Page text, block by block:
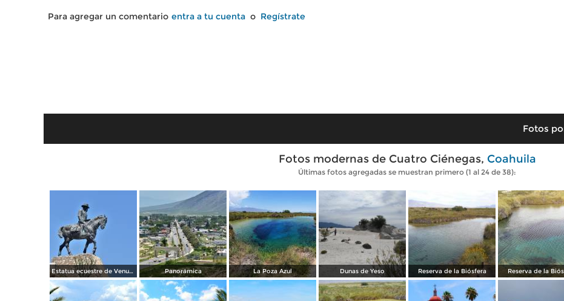
Para agregar un comentario entra a tu cuenta o Regístrate
Fotos
Fotos modernas de Cuatro Ciénegas, Coahuila
Últimas fotos agregadas se muestran primero (1 al 24 de 38):
Estatua ecuestre de Venustiano Carranza Panorámica La Poza Azul Dunas de Yeso Reserva de la Biósfera Reserva de la